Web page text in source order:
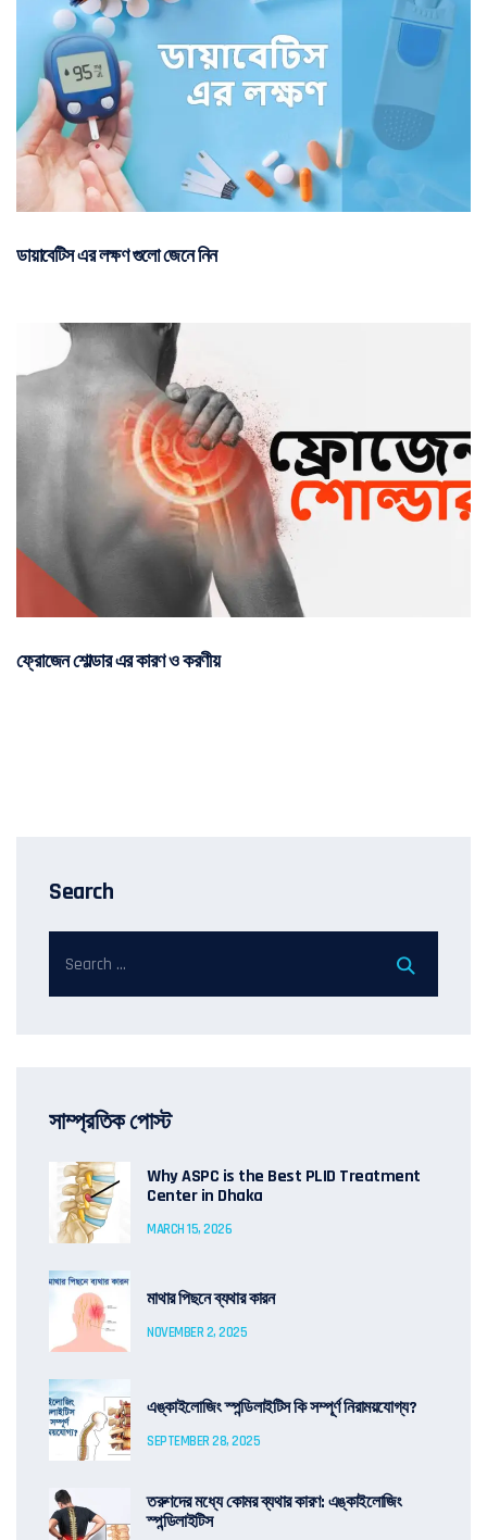
ডায়াবেটিস এর লক্ষণ গুলো জেনে নিন
ফ্রোজেন শোল্ডার এর কারণ ও করণীয়
Search
সাম্প্রতিক পোস্ট
Why ASPC is the Best PLID Treatment
Center in Dhaka
MARCH 15, 2026
মাথার পিছনে ব্যথার কারন
NOVEMBER 2, 2025
এঙ্কাইলোজিং স্পন্ডিলাইটিস কি সম্পূর্ণ নিরাময়যোগ্য?
SEPTEMBER 28, 2025
তরুণদের মধ্যে কোমর ব্যথার কারণ: এঙ্কাইলোজিং
স্পন্ডিলাইটিস